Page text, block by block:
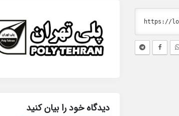
دیدگاه خود را بیان کنید